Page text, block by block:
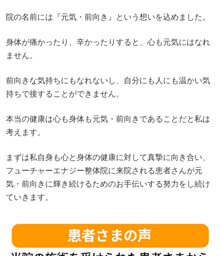
院の名前には『元気・前向き』という想いを込めました。
身体が痛かったり、辛かったりすると、心も元気にはなれ
ません。
前向きな気持ちにもなれないし、自分にも人にも温かい気
持ちで接することができません。
本当の健康は心も身体も元気・前向きであることだと私は
考えます。
まずは私自身も心と身体の健康に対して真摯に向き合い、
フューチャーエナジー整体院に来院される患者さんが元
気・前向きに輝き続けるためのお手伝いする努力をし続け
ていきます。